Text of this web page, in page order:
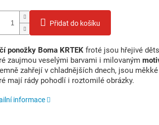
Přidat do košíku
ponožky Boma KRTEK froté jsou hřejivé
zaujmou veselými barvami i milovaným
zahřejí v chladnějších dnech, jsou
mají rády pohodlí i roztomilé obrázky.
informace